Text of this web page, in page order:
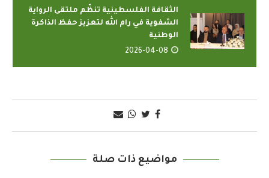
الثقافة الفلسطينية تنظّم ملتقى الرواية
الشفوية في رام الله لتعزيز حفظ الذاكرة
الوطنية
2026-04-08
مواضيع ذات صلة